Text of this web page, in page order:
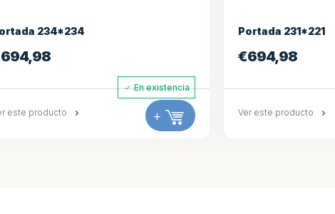
Portada 231*221
€694,98
En existencia
Ver este producto +
Portada 234*234
€927,30
Ver este producto